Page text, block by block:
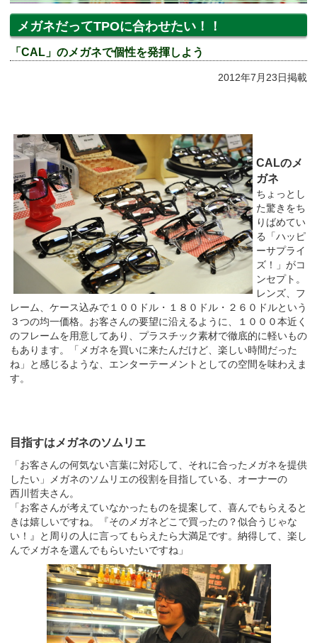
メガネだってTPOに合わせたい！！
「CAL」のメガネで個性を発揮しよう
2012年7月23日掲載
CALのメ
ガネ
ちょっとし
た驚きをち
りばめてい
る「ハッピ
ーサプライ
ズ！」がコ
ンセプト。
レンズ、フ
レーム、ケース込みで１００ドル・１８０ドル・２６０ドルという
３つの均一価格。お客さんの要望に沿えるように、１０００本近く
のフレームを用意してあり、プラスチック素材で徹底的に軽いもの
もあります。「メガネを買いに来たんだけど、楽しい時間だった
ね」と感じるような、エンターテーメントとしての空間を味わえま
す。
目指すはメガネのソムリエ
「お客さんの何気ない言葉に対応して、それに合ったメガネを提供
したい」メガネのソムリエの役割を目指している、オーナーの
西川哲夫さん。
「お客さんが考えていなかったものを提案して、喜んでもらえると
きは嬉しいですね。『そのメガネどこで買ったの？似合うじゃな
い！』と周りの人に言ってもらえたら大満足です。納得して、楽し
んでメガネを選んでもらいたいですね」